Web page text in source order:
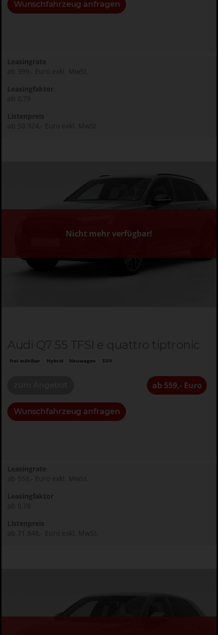
Wunschfahrzeug anfragen
Leasingrate
ab 399,- Euro exkl. MwSt.
Leasingfaktor
ab 0,79
Listenpreis
ab 50.924,- Euro exkl. MwSt.
Nicht mehr verfügbar!
Audi Q7 55 TFSI e quattro tiptronic
frei wählbar Hybrid Neuwagen SUV
ab 559,- Euro
Wunschfahrzeug anfragen
Leasingrate
ab 559,- Euro exkl. MwSt.
Leasingfaktor
ab 0,78
Listenpreis
ab 71.848,- Euro exkl. MwSt.